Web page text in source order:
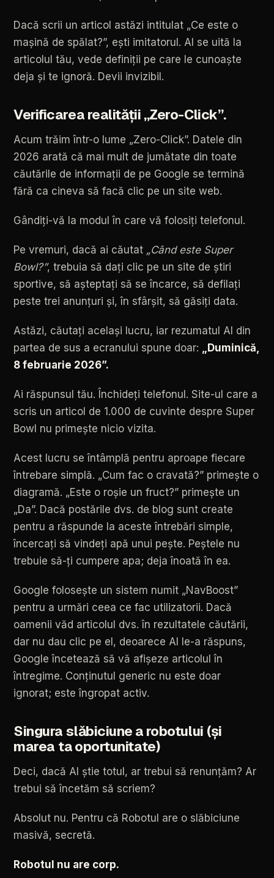
Dacă scrii un articol astăzi intitulat „Ce este o
mașină de spălat?”, ești imitatorul. AI se uită la
articolul tău, vede definiții pe care le cunoaște
deja și te ignoră. Devii invizibil.
Verificarea realității „Zero-Click”.
Acum trăim într-o lume „Zero-Click”. Datele din
2026 arată că mai mult de jumătate din toate
căutările de informații de pe Google se termină
fără ca cineva să facă clic pe un site web.
Gândiți-vă la modul în care vă folosiți telefonul.
Pe vremuri, dacă ai căutat „Când este Super
Bowl?”, trebuia să dați clic pe un site de știri
sportive, să așteptați să se încarce, să defilați
peste trei anunțuri și, în sfârșit, să găsiți data.
Astăzi, căutați același lucru, iar rezumatul AI din
partea de sus a ecranului spune doar:
„Duminică,
8 februarie 2026”.
Ai răspunsul tău. Închideți telefonul. Site-ul care a
scris un articol de 1.000 de cuvinte despre Super
Bowl nu primește nicio vizita.
Acest lucru se întâmplă pentru aproape fiecare
întrebare simplă. „Cum fac o cravată?” primește o
diagramă. „Este o roșie un fruct?” primește un
„Da”. Dacă postările dvs. de blog sunt create
pentru a răspunde la aceste întrebări simple,
încercați să vindeți apă unui pește. Peștele nu
trebuie să-ți cumpere apa; deja înoată în ea.
Google folosește un sistem numit „NavBoost”
pentru a urmări ceea ce fac utilizatorii. Dacă
oamenii văd articolul dvs. în rezultatele căutării,
dar nu dau clic pe el, deoarece AI le-a răspuns,
Google încetează să vă afișeze articolul în
întregime. Conținutul generic nu este doar
ignorat; este îngropat activ.
Singura slăbiciune a robotului (și
marea taoportunitate)
Deci, dacă AI știe totul, ar trebui să renunțăm? Ar
trebui să încetăm să scriem?
Absolut nu. Pentru că Robotul are o slăbiciune
masivă, secretă.
Robotul nu are corp.